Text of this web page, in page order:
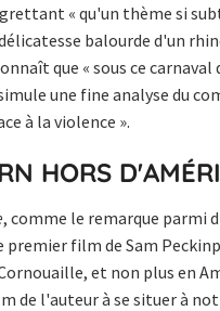
« qu'un thème si
balourde d'un
que « sous ce carnaval
une fine analyse du
à la violence ».
HORS
, comme le remarque parmi
premier film de Sam
et non plus en
de l'auteur à se situer à